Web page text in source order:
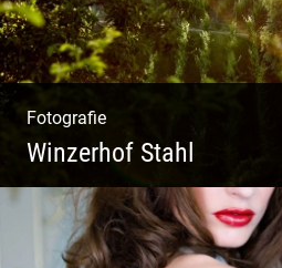
Fotografie
Winzerhof Stahl
Ganz neu durfte es
Web. Shop.